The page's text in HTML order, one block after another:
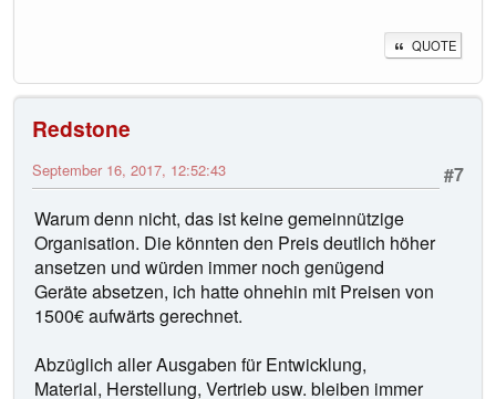
QUOTE
Redstone
#7
September 16, 2017, 12:52:43
Warum denn nicht, das ist keine gemeinnützige
Organisation. Die könnten den Preis deutlich höher
ansetzen und würden immer noch genügend
Geräte absetzen, ich hatte ohnehin mit Preisen von
1500€ aufwärts gerechnet.
Abzüglich aller Ausgaben für Entwicklung,
Material, Herstellung, Vertrieb usw. bleiben immer